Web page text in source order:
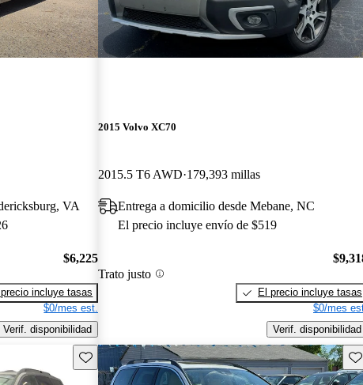
VA
$6,225
incluye tasas
$0/mes est.
Verif. disponibilidad
2015 Volvo XC70
2015.5 T6 AWD 179,393 millas
Entrega a domicilio desde Mebane, NC
El precio incluye envío de $519
Trato justo
El precio incluye tasas
$0/mes
Verif. disponibilidad
Guarda este Aviso